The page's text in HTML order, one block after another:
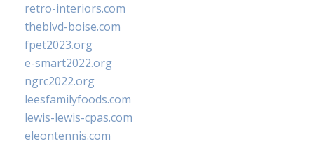
retro-interiors.com
theblvd-boise.com
fpet2023.org
e-smart2022.org
ngrc2022.org
leesfamilyfoods.com
lewis-lewis-cpas.com
eleontennis.com